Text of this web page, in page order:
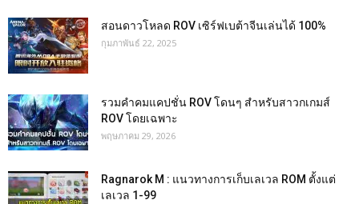
สอนดาวโหลด ROV เซิร์ฟเบต้าจีนเล่นได้ 100%
กุมภาพันธ์ 22, 2025
รวมคำคมแคปชั่น ROV โดนๆ สำหรับสาวกเกมส์
ROV โดยเฉพาะ
พฤษภาคม 29, 2026
Ragnarok M : แนวทางการเก็บเลเวล ROM ตั้งแต่
เลเวล 1-99